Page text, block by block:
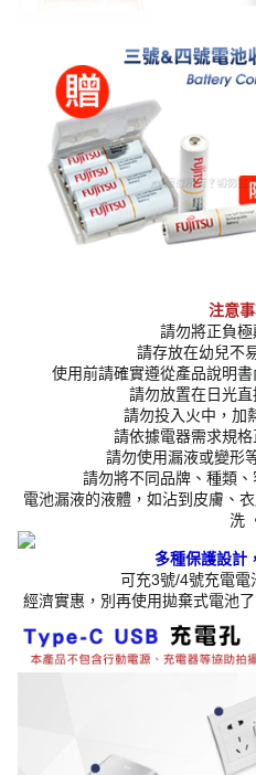
注意事
請勿將正負極
請存放在幼兒不
使用前請確實遵從產品說明
請勿放置在日光直
請勿投入火中，加
請依據電器需求規格
請勿使用漏液或變形
請勿將不同品牌、種類
電池漏液的液體，如沾到皮膚、
洗
多種保護設計
可充3號/4號充電電
經濟實惠，別再使用拋棄式電池